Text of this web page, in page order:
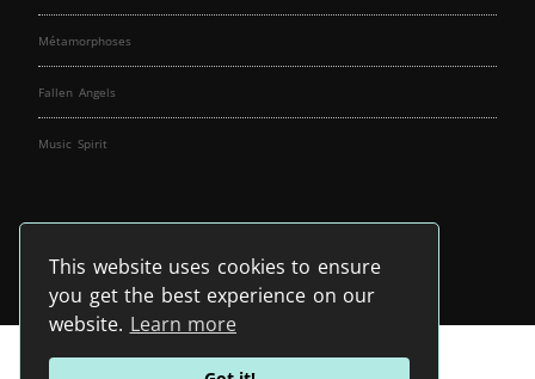
This website uses cookies to ensure
you get the best experience on our
website. Learn more
Métamorphoses
Fallen Angels
Music Spirit